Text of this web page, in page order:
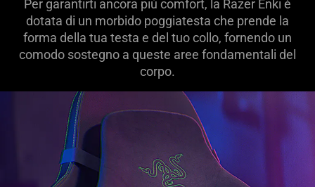
Per garantirti ancora più comfort, la Razer Enki è
dotata di un morbido poggiatesta che prende la
forma della tua testa e del tuo collo, fornendo un
comodo sostegno a queste aree fondamentali del
corpo.